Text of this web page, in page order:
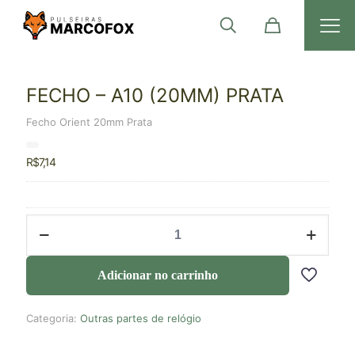
FECHO – A10 (20MM) PRATA
Fecho Orient 20mm Prata
R$7,14
Adicionar no carrinho
Categoria: Outras partes de relógio